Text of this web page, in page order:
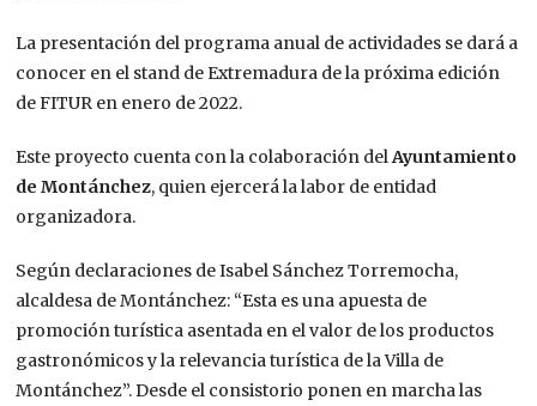
La presentación del programa anual de actividades se dará a
conocer en el stand de Extremadura de la próxima edición
de FITUR en enero de 2022.
Este proyecto cuenta con la colaboración delAyuntamiento
de Montánchez, quien ejercerá la labor de entidad
organizadora.
Según declaraciones de Isabel Sánchez Torremocha,
alcaldesa de Montánchez: “Esta es una apuesta de
promoción turística asentada en el valor de los productos
gastronómicos y la relevancia turística de la Villa de
Montánchez”. Desde el consistorio ponen en marcha las